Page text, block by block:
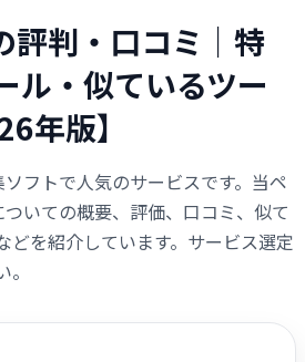
判・口コミ｜特
ル・似ているツー
年版】
フトで人気のサービスです。当ペ
いての概要、評価、口コミ、似て
どを紹介しています。サービス選定